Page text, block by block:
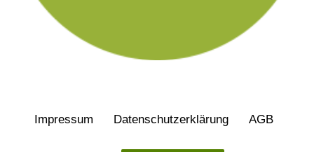
Impressum Daten­schutz­erklärung AGB